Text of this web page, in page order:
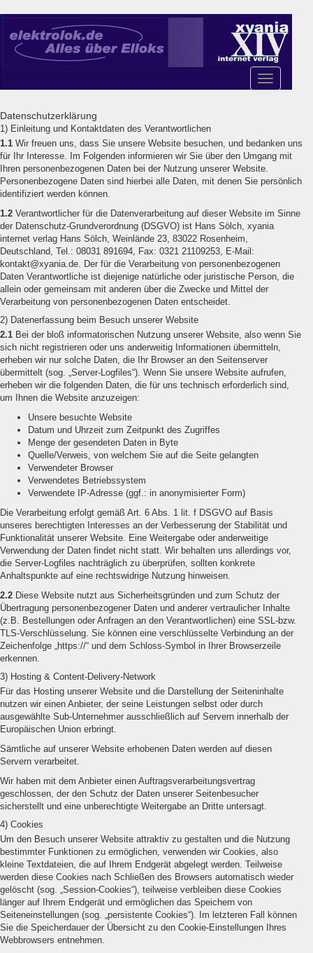
Toggle
navigation
Datenschutzerklärung
1) Einleitung und Kontaktdaten des Verantwortlichen
1.1 Wir freuen uns, dass Sie unsere Website besuchen, und bedanken uns
für Ihr Interesse. Im Folgenden informieren wir Sie über den Umgang mit
Ihren personenbezogenen Daten bei der Nutzung unserer Website.
Personenbezogene Daten sind hierbei alle Daten, mit denen Sie persönlich
identifiziert werden können.
1.2 Verantwortlicher für die Datenverarbeitung auf dieser Website im Sinne
der Datenschutz-Grundverordnung (DSGVO) ist Hans Sölch, xyania
internet verlag Hans Sölch, Weinlände 23, 83022 Rosenheim,
Deutschland, Tel.: 08031 891694, Fax: 0321 21109253, E-Mail:
kontakt@xyania.de. Der für die Verarbeitung von personenbezogenen
Daten Verantwortliche ist diejenige natürliche oder juristische Person, die
allein oder gemeinsam mit anderen über die Zwecke und Mittel der
Verarbeitung von personenbezogenen Daten entscheidet.
2) Datenerfassung beim Besuch unserer Website
2.1 Bei der bloß informatorischen Nutzung unserer Website, also wenn Sie
sich nicht registrieren oder uns anderweitig Informationen übermitteln,
erheben wir nur solche Daten, die Ihr Browser an den Seitenserver
übermittelt (sog. „Server-Logfiles“). Wenn Sie unsere Website aufrufen,
erheben wir die folgenden Daten, die für uns technisch erforderlich sind,
um Ihnen die Website anzuzeigen:
Unsere besuchte Website
Datum und Uhrzeit zum Zeitpunkt des Zugriffes
Menge der gesendeten Daten in Byte
Quelle/Verweis, von welchem Sie auf die Seite gelangten
Verwendeter Browser
Verwendetes Betriebssystem
Verwendete IP-Adresse (ggf.: in anonymisierter Form)
Die Verarbeitung erfolgt gemäß Art. 6 Abs. 1 lit. f DSGVO auf Basis
unseres berechtigten Interesses an der Verbesserung der Stabilität und
Funktionalität unserer Website. Eine Weitergabe oder anderweitige
Verwendung der Daten findet nicht statt. Wir behalten uns allerdings vor,
die Server-Logfiles nachträglich zu überprüfen, sollten konkrete
Anhaltspunkte auf eine rechtswidrige Nutzung hinweisen.
2.2 Diese Website nutzt aus Sicherheitsgründen und zum Schutz der
Übertragung personenbezogener Daten und anderer vertraulicher Inhalte
(z.B. Bestellungen oder Anfragen an den Verantwortlichen) eine SSL-bzw.
TLS-Verschlüsselung. Sie können eine verschlüsselte Verbindung an der
Zeichenfolge „https://“ und dem Schloss-Symbol in Ihrer Browserzeile
erkennen.
3) Hosting & Content-Delivery-Network
Für das Hosting unserer Website und die Darstellung der Seiteninhalte
nutzen wir einen Anbieter, der seine Leistungen selbst oder durch
ausgewählte Sub-Unternehmer ausschließlich auf Servern innerhalb der
Europäischen Union erbringt.
Sämtliche auf unserer Website erhobenen Daten werden auf diesen
Servern verarbeitet.
Wir haben mit dem Anbieter einen Auftragsverarbeitungsvertrag
geschlossen, der den Schutz der Daten unserer Seitenbesucher
sicherstellt und eine unberechtigte Weitergabe an Dritte untersagt.
4) Cookies
Um den Besuch unserer Website attraktiv zu gestalten und die Nutzung
bestimmter Funktionen zu ermöglichen, verwenden wir Cookies, also
kleine Textdateien, die auf Ihrem Endgerät abgelegt werden. Teilweise
werden diese Cookies nach Schließen des Browsers automatisch wieder
gelöscht (sog. „Session-Cookies“), teilweise verbleiben diese Cookies
länger auf Ihrem Endgerät und ermöglichen das Speichern von
Seiteneinstellungen (sog. „persistente Cookies“). Im letzteren Fall können
Sie die Speicherdauer der Übersicht zu den Cookie-Einstellungen Ihres
Webbrowsers entnehmen.